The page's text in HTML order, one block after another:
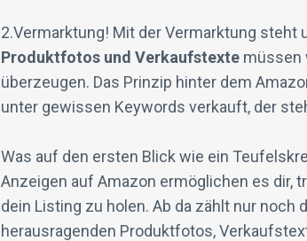
2.Vermarktung! Mit der Vermarktung steht
Produktfotos und Verkaufstexte müssen
überzeugen. Das Prinzip hinter dem
unter gewissen Keywords verkauft, der
Was auf den ersten Blick wie ein
Anzeigen auf Amazon ermöglichen es dir,
dein Listing zu holen. Ab da zählt nur
herausragenden Produktfotos,